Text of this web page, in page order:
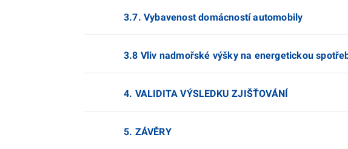
3.7. Vybavenost domácností automobily
3.8 Vliv nadmořské výšky na energetickou
4. VALIDITA VÝSLEDKU ZJIŠŤOVÁNÍ
5. ZÁVĚRY